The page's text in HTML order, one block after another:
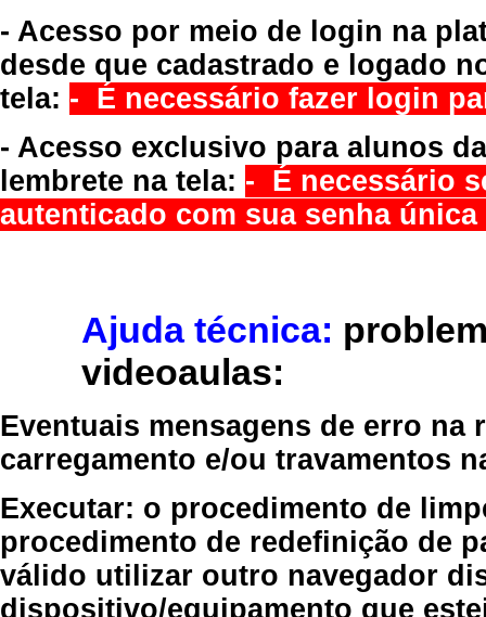
- Acesso por meio de login na
desde que cadastrado e logado
tela: - É necessário fazer login
- Acesso exclusivo para alunos
lembrete na tela: - É necessário
autenticado com sua senha
Ajuda técnica:
videoaulas:
Eventuais mensagens de erro
carregamento e/ou travamentos
Executar: o procedimento de
procedimento de redefinição de
válido utilizar outro navegador
dispositivo/equipamento que